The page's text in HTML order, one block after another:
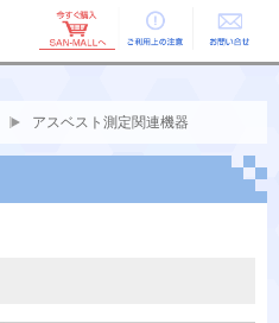
ご利用上の お問い合せ
アスベスト測定関連機器